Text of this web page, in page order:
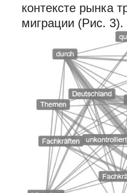
контексте рынка
миграции (Рис. 3).